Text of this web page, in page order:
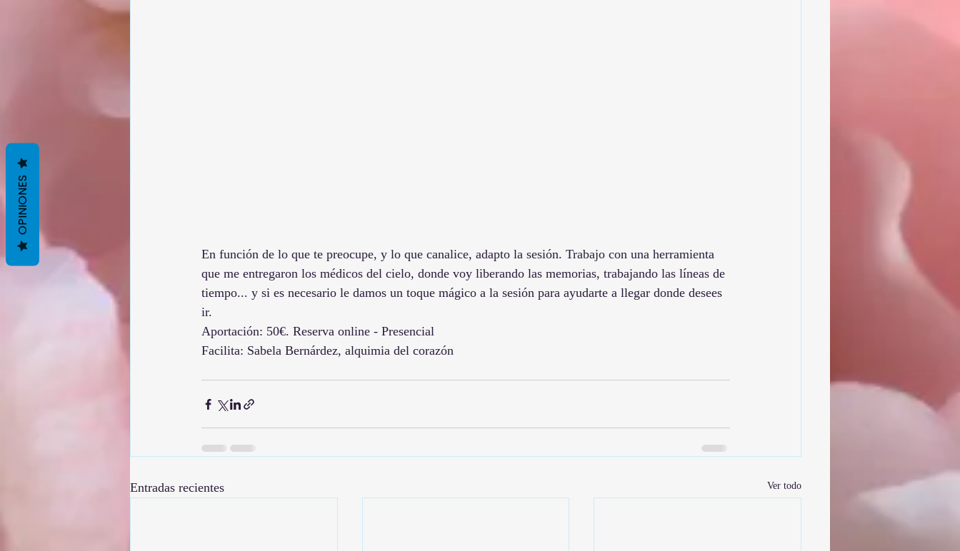
En función de lo que te preocupe, y lo que canalice, adapto la sesión. Trabajo con una herramienta
que me entregaron los médicos del cielo, donde voy liberando las memorias, trabajando las líneas de
tiempo... y si es necesario le damos un toque mágico a la sesión para ayudarte a llegar donde desees
ir.
Aportación: 50€. Reserva online - Presencial
Facilita: Sabela Bernárdez, alquimia del corazón
Entradas recientes Ver todo
OPINIONES